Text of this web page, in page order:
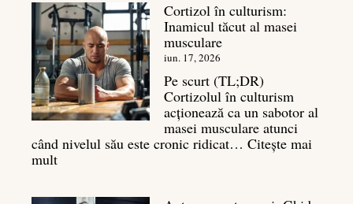
Top
7
mișcări
pentru
un
spate
masiv
Cortizol în culturism:
Inamicul tăcut al masei
musculare
iun. 17, 2026
Pe scurt (TL;DR)
Cortizolul în culturism
acționează ca un sabotor al
masei musculare atunci
când nivelul său este cronic ridicat… Citește mai
mult: